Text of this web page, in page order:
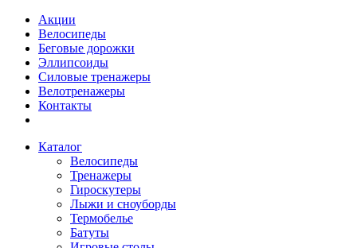
Акции
Велосипеды
Беговые дорожки
Эллипсоиды
Силовые тренажеры
Велотренажеры
Контакты
Каталог
Велосипеды
Тренажеры
Гироскутеры
Лыжи и сноуборды
Термобелье
Батуты